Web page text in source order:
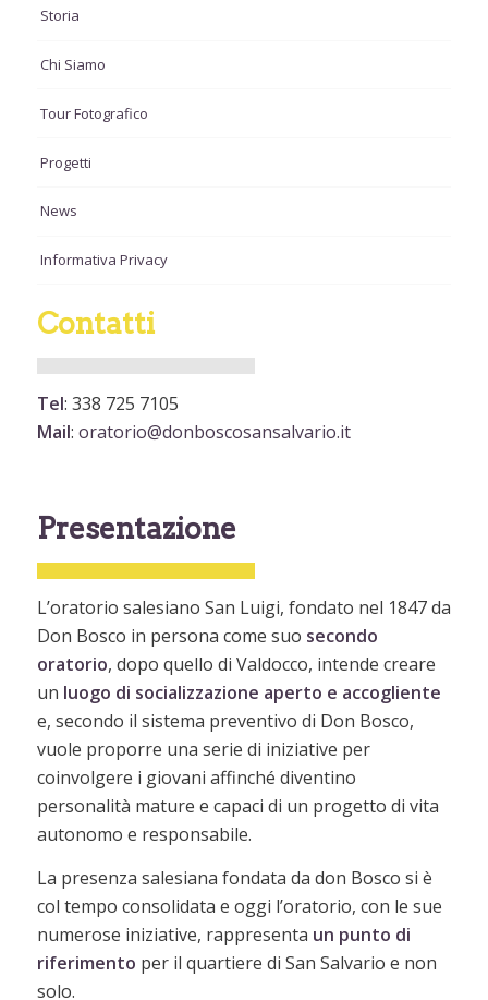
Storia
Chi Siamo
Tour Fotografico
Progetti
News
Informativa Privacy
Contatti
Tel: 338 725 7105
Mail: oratorio@donboscosansalvario.it
Presentazione
L’oratorio salesiano San Luigi, fondato nel 1847 da
Don Bosco in persona come suo secondo
oratorio, dopo quello di Valdocco, intende creare
un luogo di socializzazione aperto e accogliente
e, secondo il sistema preventivo di Don Bosco,
vuole proporre una serie di iniziative per
coinvolgere i giovani affinché diventino
personalità mature e capaci di un progetto di vita
autonomo e responsabile.
La presenza salesiana fondata da don Bosco si è
col tempo consolidata e oggi l’oratorio, con le sue
numerose iniziative, rappresenta un punto di
riferimento per il quartiere di San Salvario e non
solo.